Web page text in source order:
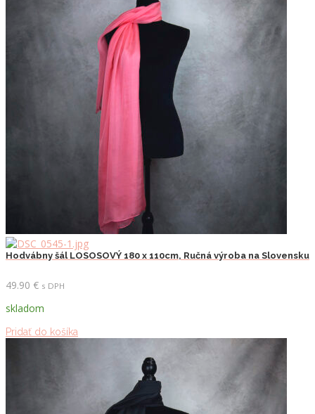
Hodvábny šál LOSOSOVÝ 180 x 110cm, Ručná výroba na Slovensku
49.90 € s DPH
skladom
Pridať do košíka